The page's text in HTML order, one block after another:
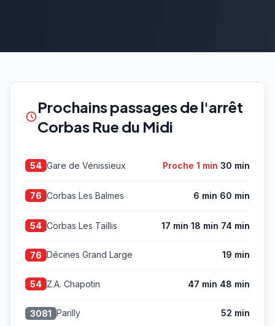
Prochains passages de l'arrêt
Corbas Rue du Midi
54 Gare de Vénissieux Proche·1 min·30 min
76 Corbas Les Balmes 6 min·60 min
54 Corbas Les Taillis 17 min·18 min·74 min
76 Décines Grand Large 19 min
54 Z.A. Chapotin 47 min·48 min
3081 Parilly 52 min